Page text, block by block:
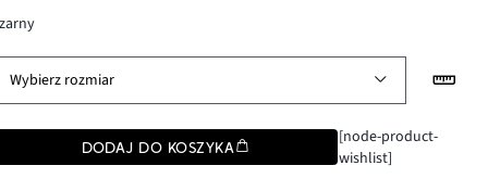
Wybierz rozmiar
DODAJ DO KOSZYKA
[node-product-
wishlist]